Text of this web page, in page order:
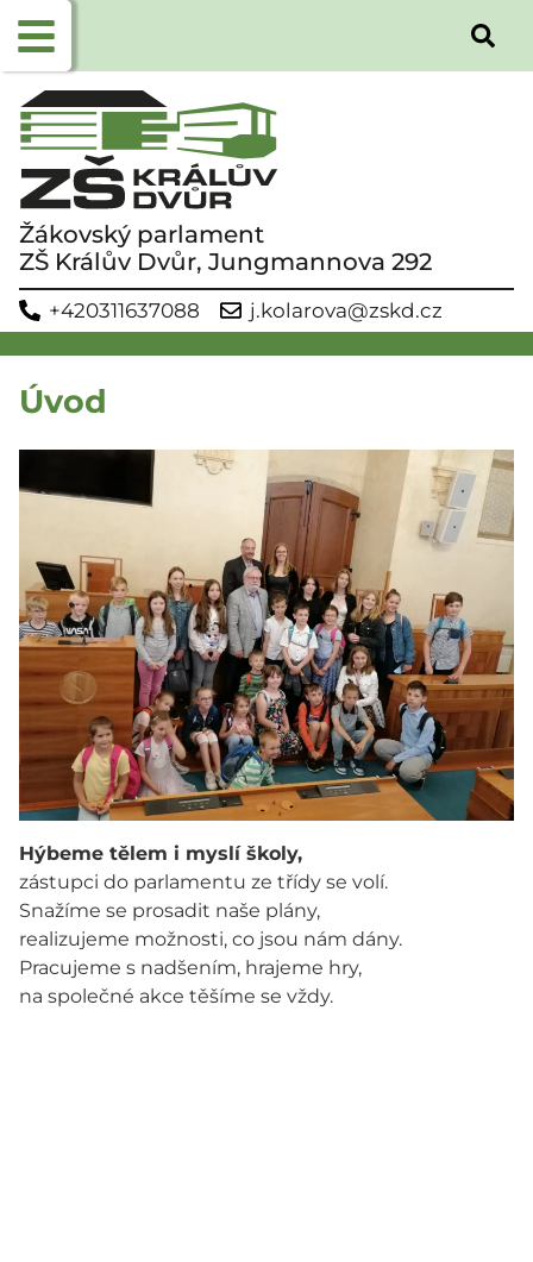
Žákovský parlament
ZŠ Králův Dvůr, Jungmannova 292
+420311637088 j.kolarova@zskd.cz
Úvod
Hýbeme tělem i myslí školy,
zástupci do parlamentu ze třídy se volí.
Snažíme se prosadit naše plány,
realizujeme možnosti, co jsou nám dány.
Pracujeme s nadšením, hrajeme hry,
na společné akce těšíme se vždy.